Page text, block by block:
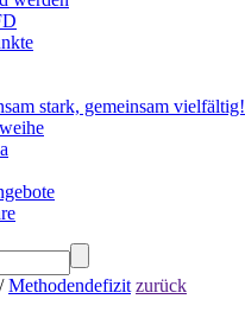
stark, gemeinsam vielfältig!
/Methodendefizit zurück